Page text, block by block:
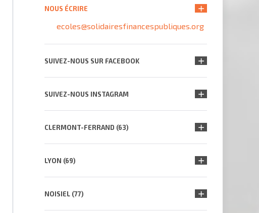
NOUS ÉCRIRE
ecoles@solidairesfinancespubliques.org
SUIVEZ-NOUS SUR FACEBOOK
SUIVEZ-NOUS INSTAGRAM
CLERMONT-FERRAND (63)
LYON (69)
NOISIEL (77)